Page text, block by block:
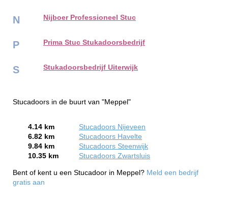
N Nijboer Professioneel Stuc
P Prima Stuc Stukadoorsbedrijf
S Stukadoorsbedrijf Uiterwijk
Stucadoors in de buurt van "Meppel"
4.14 km
Stucadoors Nijeveen
6.82 km
Stucadoors Havelte
9.84 km
Stucadoors Steenwijk
10.35 km
Stucadoors Zwartsluis
Bent of kent u een Stucadoor in Meppel? Meld een bedrijf
gratis aan